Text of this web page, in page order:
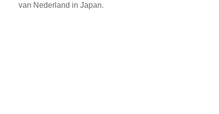
van Nederland in Japan.